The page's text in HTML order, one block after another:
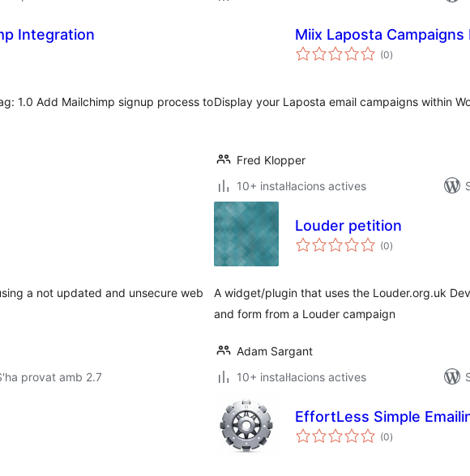
Integration
1.0 Add Mailchimp signup process to
Miix Laposta Campaigns
(0puntuacions
totals
)
Display your Laposta email campaigns within
Fred Klopper
10+ instal·lacions actives
a not updated and unsecure web
provat amb 2.7
Louder petition
(0puntuacions
totals
)
A widget/plugin that uses the Louder.org.uk
and form from a Louder campaign
Adam Sargant
10+ instal·lacions actives
EffortLess Simple
(0puntuacions
totals
)